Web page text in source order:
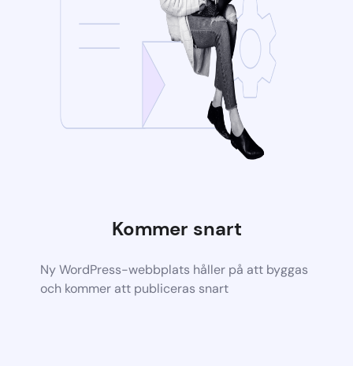
Kommer snart
Ny WordPress-webbplats håller på att byggas
och kommer att publiceras snart